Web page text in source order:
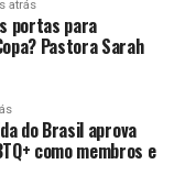
atrás
portas para
Pastora Sarah
do Brasil aprova
como membros e